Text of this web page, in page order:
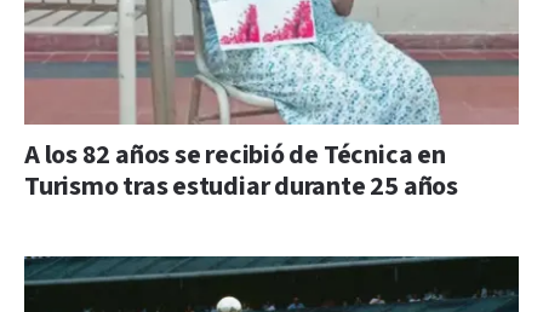
A los 82 años se recibió de Técnica en
Turismo tras estudiar durante 25 años